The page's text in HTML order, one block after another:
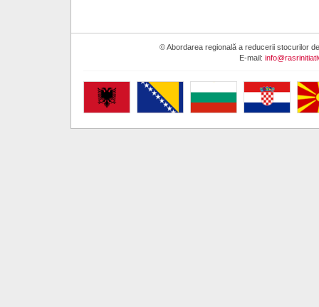
© Abordarea regională a reducerii stocurilor
E-mail: